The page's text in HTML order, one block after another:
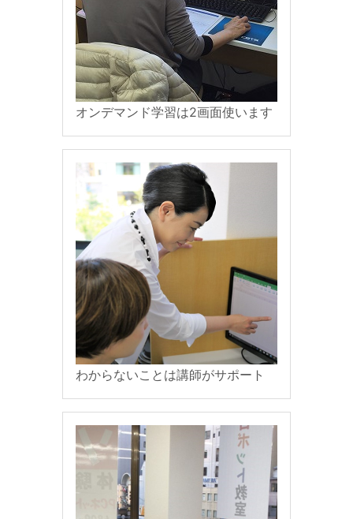
オンデマンド学習は2画面使います
わからないことは講師がサポート